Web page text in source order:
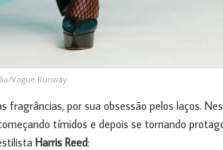
Vogue Runway
fragrâncias, por sua obsessão pelos laços.
tímidos e depois se tornando
Harris Reed: